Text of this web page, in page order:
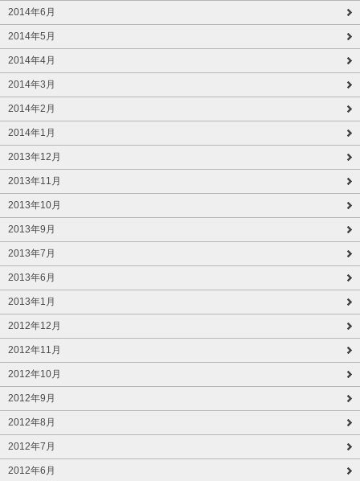
2014年6月
2014年5月
2014年4月
2014年3月
2014年2月
2014年1月
2013年12月
2013年11月
2013年10月
2013年9月
2013年7月
2013年6月
2013年1月
2012年12月
2012年11月
2012年10月
2012年9月
2012年8月
2012年7月
2012年6月